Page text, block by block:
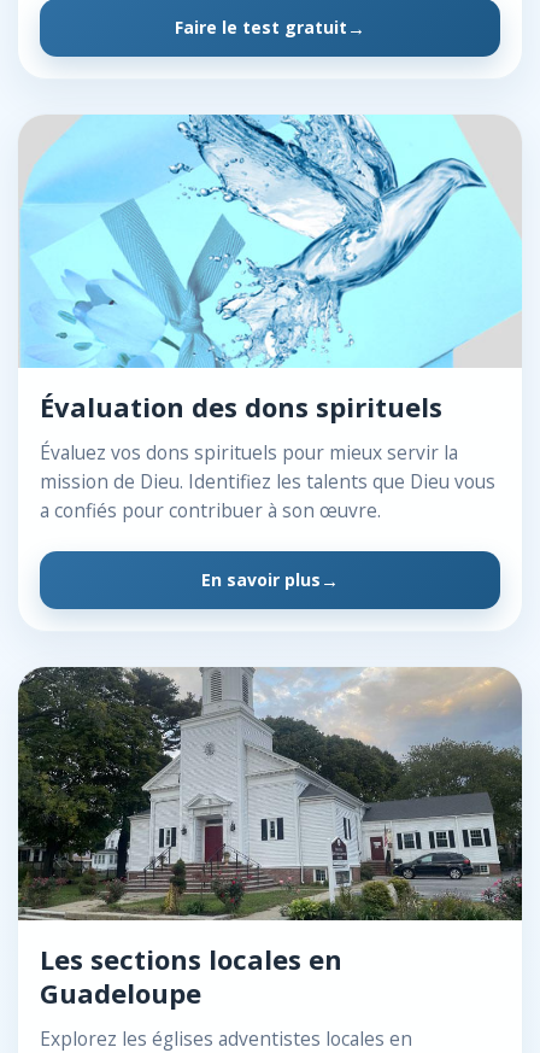
Faire le test gratuit
Évaluation des dons spirituels
Évaluez vos dons spirituels pour mieux servir la
mission de Dieu. Identifiez les talents que Dieu vous
a confiés pour contribuer à son œuvre.
En savoir plus
Les sections locales en
Guadeloupe
Explorez les églises adventistes locales en